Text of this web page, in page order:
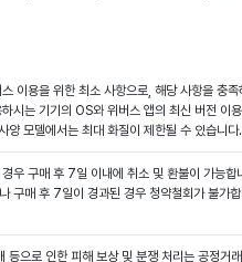
이용을 위한 최소 사항으로, 해당 사항을 충
시는 기기의 OS와 위버스 앱의 최신 버전 이
우 구매 후 7일 이내에 취소 및 환불이 가능합
구매 후 7일이 경과된 경우 청약철회가 불가
등으로 인한 피해 보상 및 분쟁 처리는 공정거